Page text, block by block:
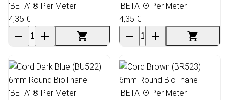
'BETA' ® Per Meter
4,35 €
'BETA' ® Per Meter
4,35 €